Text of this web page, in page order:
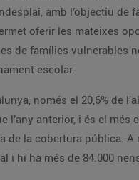
amb l’objectiu
oferir les mateixes
de famílies vulnerables
escolar.
només el 20,6% de
l’any anterior, i és el
de la cobertura pública.
i hi ha més de 84.000